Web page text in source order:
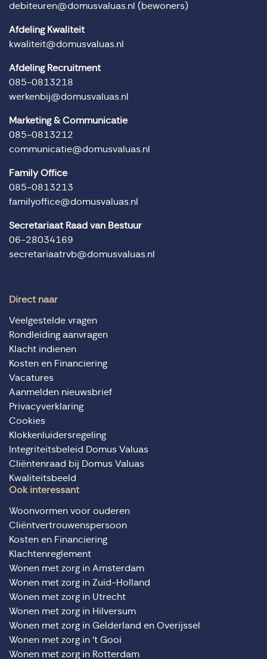
debiteuren@domusvaluas.nl (bewoners)
Afdeling Kwaliteit
kwaliteit@domusvaluas.nl
Afdeling Recruitment
085-0813218
werkenbij@domusvaluas.nl
Marketing & Communicatie
085-0813212
communicatie@domusvaluas.nl
Family Office
085-0813213
familyoffice@domusvaluas.nl
Secretariaat Raad van Bestuur
06-28034169
secretariaatrvb@domusvaluas.nl
Direct naar
Veelgestelde vragen
Rondleiding aanvragen
Klacht indienen
Kosten en Financiering
Vacatures
Aanmelden nieuwsbrief
Privacyverklaring
Cookies
Klokkenluidersregeling
Integriteitsbeleid Domus Valuas
Cliëntenraad bij Domus Valuas
Kwaliteitsbeeld
Ook interessant
Woonvormen voor ouderen
Cliëntvertrouwenspersoon
Kosten en Financiering
Klachtenreglement
Wonen met zorg in Amsterdam
Wonen met zorg in Zuid-Holland
Wonen met zorg in Utrecht
Wonen met zorg in Hilversum
Wonen met zorg in Gelderland en Overijssel
Wonen met zorg in ‘t Gooi
Wonen met zorg in Rotterdam